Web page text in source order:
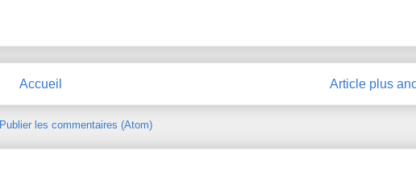
Article plus
Accueil
Publier les commentaires (Atom)